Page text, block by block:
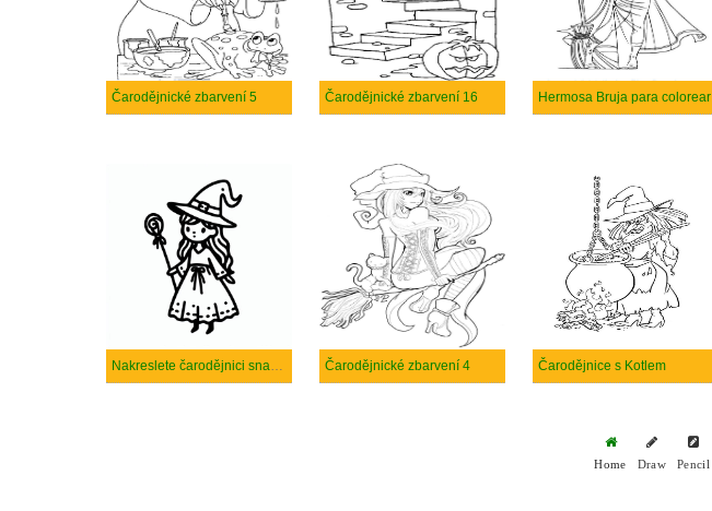
Čarodějnické zbarvení 5 Čarodějnické zbarvení 16 Hermosa Bruja para colorear
Nakreslete čarodějnici snadno Čarodějnické zbarvení 4 Čarodějnice s Kotlem
Home Draw Pencil